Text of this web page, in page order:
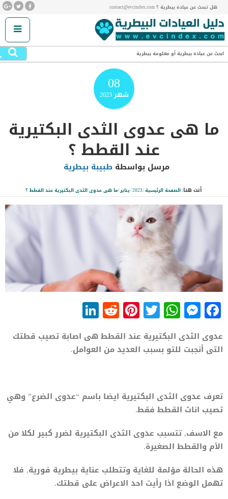
هل تبحث عن عيادة بيطرية ؟ contact@evcindex.com
ابحث عن عيادة بيطرية أو معلومة بيطرية
08
شهر2023
ما هى عدوى الثدى البكتيرية
عند القطط ؟
مرسل بواسطة طبيبة بيطرية
أنت هنا:الصفحة الرئيسية/
2023
/يناير/ما هى عدوى الثدى البكتيرية عند القطط ؟
Facebook
Messenger
WhatsApp
Twitter
Pinterest
Reddit
عدوى الثدى البكتيرية عند القطط هى اصابة تصيب قطتك
التى أنجبت للتو بسبب العديد من العوامل.
تعرف عدوى الثدى البكتيرية ايضا باسم “عدوى الضرع” وهي
تصيب اناث القطط فقط.
مع الاسف, تتسبب عدوى الثدى البكتيرية لضرر كبير لكلا من
الأم والقطط الصغيرة.
هذه الحالة مؤلمة للغاية وتتطلب عناية بيطرية فورية, فلا
تهمل الوضع اذا رأيت احد الاعراض على قطتك.